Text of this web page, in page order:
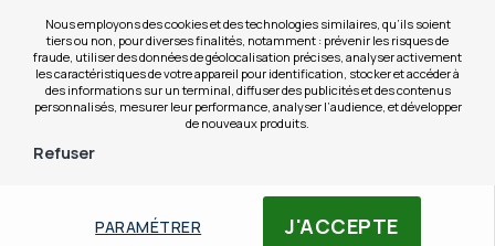
J'ACCEPTE
PARAMÉTRER
Nous employons des cookies et des technologies similaires, qu’ils soient
tiers ou non, pour diverses finalités, notamment : prévenir les risques de
fraude, utiliser des données de géolocalisation précises, analyser activement
les caractéristiques de votre appareil pour identification, stocker et accéder à
des informations sur un terminal, diffuser des publicités et des contenus
personnalisés, mesurer leur performance, analyser l’audience, et développer
de nouveaux produits.
Refuser
NOS SITES
© Copyright OfficeEasy 2026